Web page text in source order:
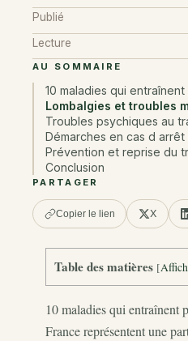
Publié
Lecture
AU SOMMAIRE
10 maladies qui
Lombalgies et troubles
Troubles psychiques au
Démarches en cas d arrêt
Prévention et reprise du
Conclusion
PARTAGER
Copier le lien X
Table des matières [
10 maladies qui entraînent
France représentent une